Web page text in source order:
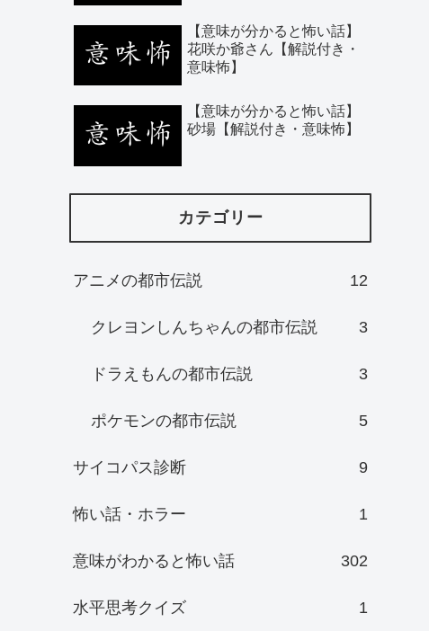
【意味が分かると怖い話】
花咲か爺さん【解説付き・
意味怖】
【意味が分かると怖い話】
砂場【解説付き・意味怖】
カテゴリー
アニメの都市伝説 12
クレヨンしんちゃんの都市伝説 3
ドラえもんの都市伝説 3
ポケモンの都市伝説 5
サイコパス診断 9
怖い話・ホラー 1
意味がわかると怖い話 302
水平思考クイズ 1